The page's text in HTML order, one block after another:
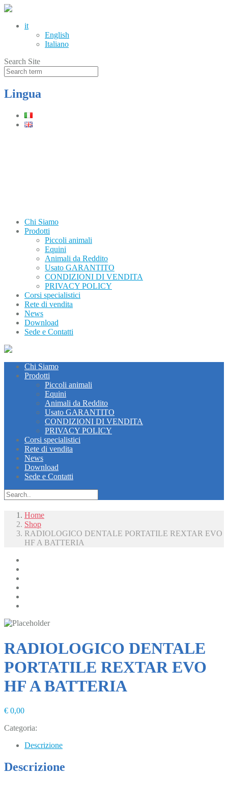
it
English
Italiano
Search Site
Lingua
Chi Siamo
Prodotti
Piccoli animali
Equini
Animali da Reddito
Usato GARANTITO
CONDIZIONI DI VENDITA
PRIVACY POLICY
Corsi specialistici
Rete di vendita
News
Download
Sede e Contatti
Chi Siamo
Prodotti
Piccoli animali
Equini
Animali da Reddito
Usato GARANTITO
CONDIZIONI DI VENDITA
PRIVACY POLICY
Corsi specialistici
Rete di vendita
News
Download
Sede e Contatti
Home
Shop
RADIOLOGICO DENTALE PORTATILE REXTAR EVO
HF A BATTERIA
RADIOLOGICO DENTALE
PORTATILE REXTAR EVO
HF A BATTERIA
€ 0,00
Categoria:
Descrizione
Descrizione